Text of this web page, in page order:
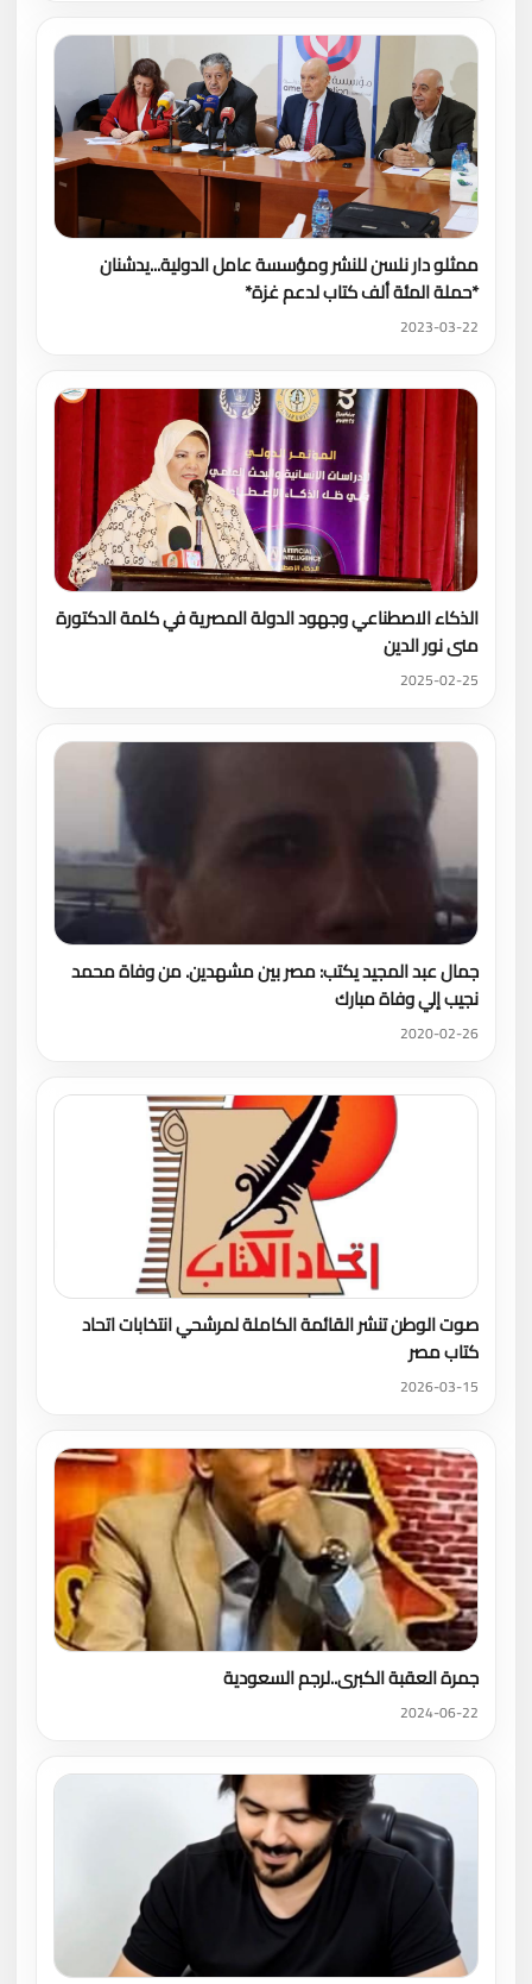
ممثلو دار نلسن للنشر ومؤسسة عامل الدولية...يدشنان
*حملة المئة ألف كتاب لدعم غزة*
2023-03-22
الذكاء الاصطناعي وجهود الدولة المصرية في كلمة الدكتورة
منى نور الدين
2025-02-25
جمال عبد المجيد يكتب: مصر بين مشهدين. من وفاة محمد
نجيب إلي وفاة مبارك
2020-02-26
صوت الوطن تنشر القائمة الكاملة لمرشحي انتخابات اتحاد
كتاب مصر
2026-03-15
جمرة العقبة الكبرى..لرجم السعودية
2024-06-22